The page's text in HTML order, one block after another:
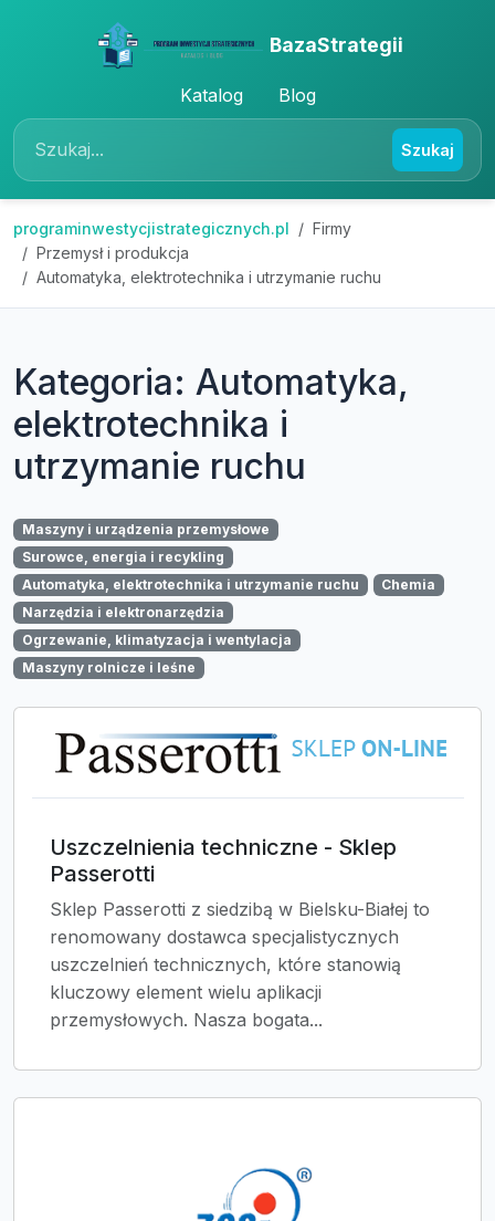
BazaStrategii
Katalog Blog
Szukaj
programinwestycjistrategicznych.pl
Firmy
Przemysł i produkcja
Automatyka, elektrotechnika i utrzymanie ruchu
Kategoria: Automatyka,
elektrotechnika i
utrzymanie ruchu
Maszyny i urządzenia przemysłowe
Surowce, energia i recykling
Automatyka, elektrotechnika i utrzymanie ruchu
Chemia
Narzędzia i elektronarzędzia
Ogrzewanie, klimatyzacja i wentylacja
Maszyny rolnicze i leśne
Uszczelnienia techniczne - Sklep
Passerotti
Sklep Passerotti z siedzibą w Bielsku-Białej to
renomowany dostawca specjalistycznych
uszczelnień technicznych, które stanowią
kluczowy element wielu aplikacji
przemysłowych. Nasza bogata...